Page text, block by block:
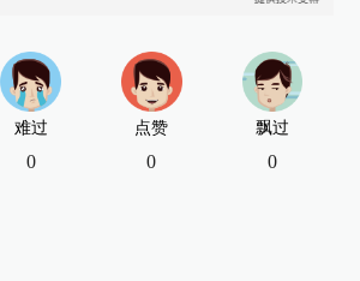
难过
0
点赞
0
飘过
0